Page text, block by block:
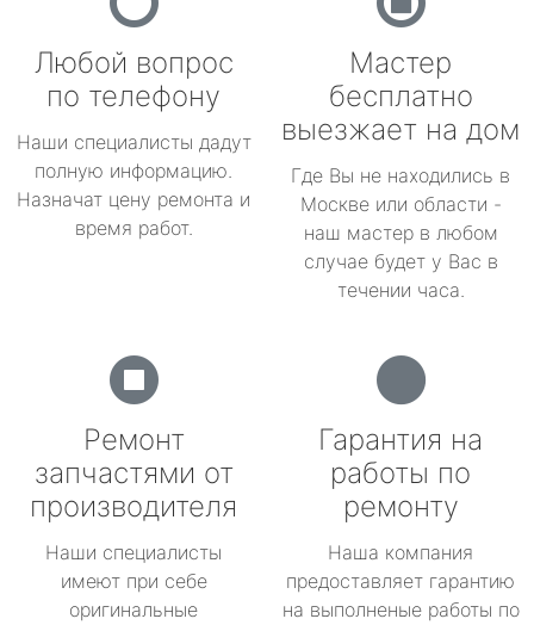
Любой вопрос
по телефону
Наши специалисты дадут
полную информацию.
Назначат цену ремонта и
время работ.
Мастер
бесплатно
выезжает на дом
Где Вы не находились в
Москве или области -
наш мастер в любом
случае будет у Вас в
течении часа.
Ремонт
запчастями от
производителя
Наши специалисты
имеют при себе
оригинальные
Гарантия на
работы по
ремонту
Наша компания
предоставляет гарантию
на выполненые работы по